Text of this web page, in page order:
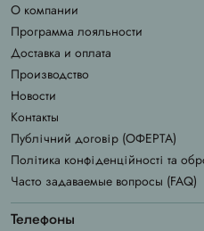
О компании
Программа лояльности
Доставка и оплата
Производство
Новости
Контакты
Публічний договір (ОФЕРТА)
Політика конфіденційності та
Часто задаваемые вопросы (FAQ)
Телефоны